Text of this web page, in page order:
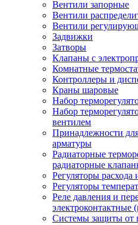
Вентили запорные
Вентили
Вентили
Задвижки
Затворы
Клапаны с
Комнатные
Контроллеры и
Краны шаровые
Набор
Набор
вентилем
Принадлежности
арматуры
Радиаторные
радиаторные
Регуляторы расхода
Регуляторы
Реле давления и
электроконтактные
Системы защиты от